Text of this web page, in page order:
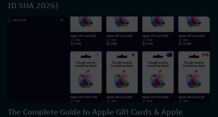
ID SUA 2026)
The Complete Guide to Apple Gift Cards & Apple